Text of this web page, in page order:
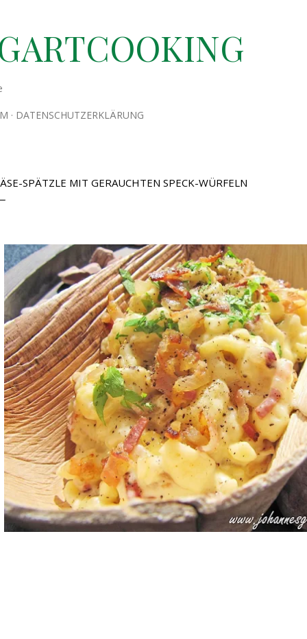
DATENSCHUTZERKLÄRUNG
SPÄTZLE MIT GERAUCHTEN SPECK-WÜRFELN